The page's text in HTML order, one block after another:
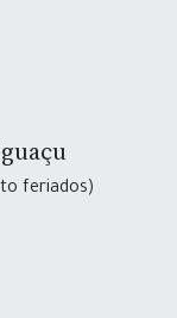
feriados)